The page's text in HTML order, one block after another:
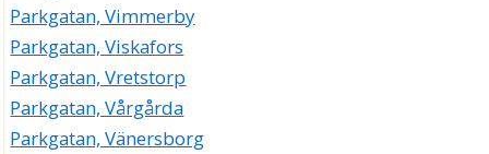
Parkgatan, Vimmerby
Parkgatan, Viskafors
Parkgatan, Vretstorp
Parkgatan, Vårgårda
Parkgatan, Vänersborg